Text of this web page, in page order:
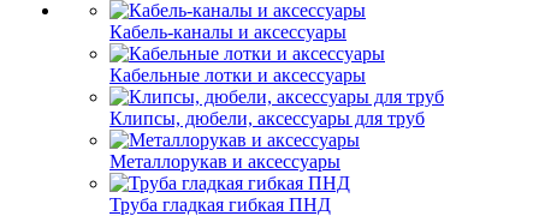
Кабель-каналы и аксессуары
Кабельные лотки и аксессуары
Клипсы, дюбели, аксессуары для труб
Металлорукав и аксессуары
Труба гладкая гибкая ПНД